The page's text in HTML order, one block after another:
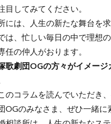
してみてください。
は、人生の新たな舞台を
、忙しい毎日の中で理想
の仲人がおります。
歌劇団OGの方々がイメージ
コラムを読んでいただき
のみなさま、ぜひ一緒に